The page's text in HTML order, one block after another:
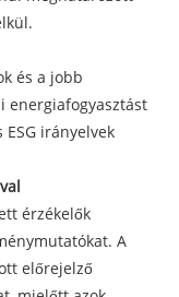
és a jobb
energiafogyasztást
irányelvek
érzékelők
A
előrejelző